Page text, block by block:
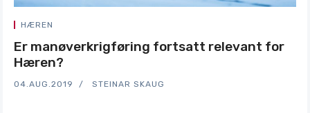
HÆREN
Er manøverkrigføring fortsatt relevant for
Hæren?
04.AUG.2019 STEINAR SKAUG